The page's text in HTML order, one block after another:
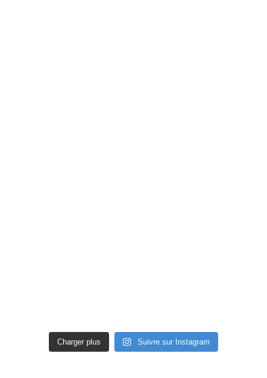
Charger plus Suivre sur Instagram